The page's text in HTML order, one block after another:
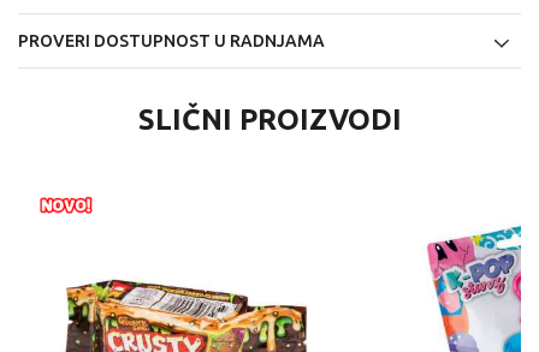
PROVERI DOSTUPNOST U RADNJAMA
SLIČNI PROIZVODI